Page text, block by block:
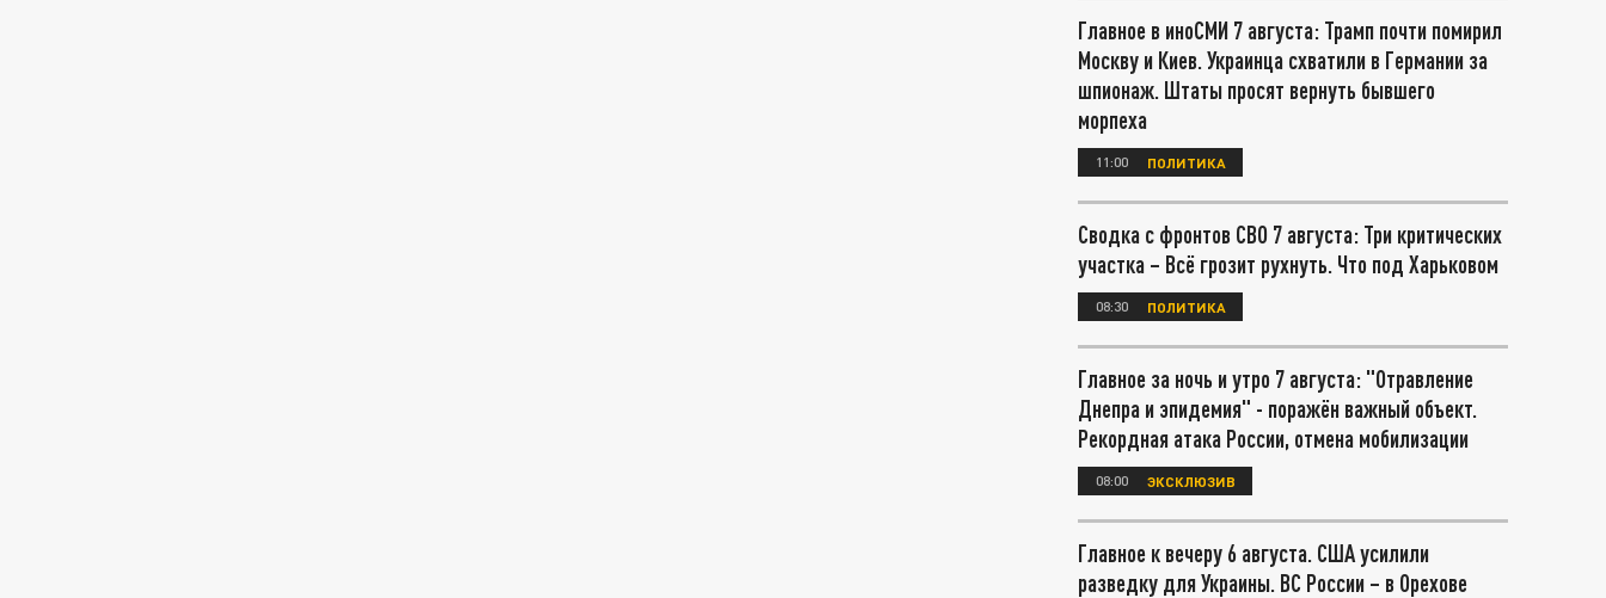
Главное в иноСМИ 7 августа: Трамп почти помирил
Москву и Киев. Украинца схватили в Германии за
шпионаж. Штаты просят вернуть бывшего
морпеха
11:00 ПОЛИТИКА
Сводка с фронтов СВО 7 августа: Три критических
участка – Всё грозит рухнуть. Что под Харьковом
08:30 ПОЛИТИКА
Главное за ночь и утро 7 августа: "Отравление
Днепра и эпидемия" - поражён важный объект.
Рекордная атака России, отмена мобилизации
08:00 ЭКСКЛЮЗИВ
Главное к вечеру 6 августа. США усилили
разведку для Украины. ВС России – в Орехове